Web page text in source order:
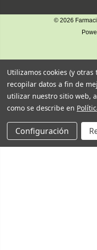
© 2026
Utilizamos cookies (y
recopilar datos a fin de
utilizar nuestro sitio web,
como se describe en
Configuración